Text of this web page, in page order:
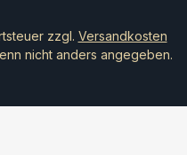
zzgl. Versandkosten
nicht anders angegeben.